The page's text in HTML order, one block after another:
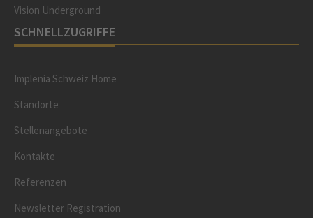
Vision Underground
SCHNELLZUGRIFFE
Implenia Schweiz Home
Standorte
Stellenangebote
Kontakte
Referenzen
Newsletter Registration